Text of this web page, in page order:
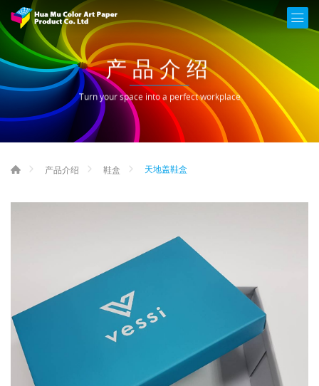
产品介绍
Turn your space into a perfect workplace
产品介绍 鞋盒 天地盖鞋盒